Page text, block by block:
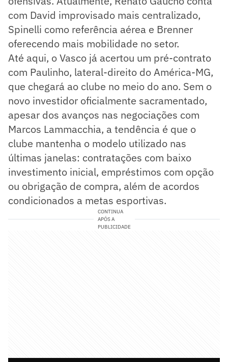
com David improvisado mais centralizado,
Spinelli como referência aérea e Brenner
oferecendo mais mobilidade no setor.
Até aqui, o Vasco já acertou um pré-contrato
com Paulinho, lateral-direito do América-MG,
que chegará ao clube no meio do ano. Sem o
novo investidor oficialmente sacramentado,
apesar dos avanços nas negociações com
Marcos Lammacchia, a tendência é que o
clube mantenha o modelo utilizado nas
últimas janelas: contratações com baixo
investimento inicial, empréstimos com opção
ou obrigação de compra, além de acordos
condicionados a metas esportivas.
CONTINUA
APÓS A
PUBLICIDADE